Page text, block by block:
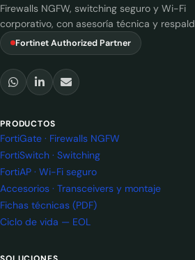
Firewalls NGFW, switching seguro y Wi-Fi
corporativo, con asesoría técnica y
Fortinet Authorized Partner
PRODUCTOS
FortiGate · Firewalls NGFW
FortiSwitch · Switching
FortiAP · Wi-Fi seguro
Accesorios · Transceivers y montaje
Fichas técnicas (PDF)
Ciclo de vida — EOL